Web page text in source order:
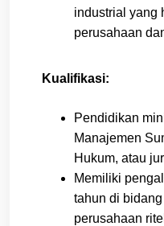
industrial yang
perusahaan
Kualifikasi:
Pendidikan
Manajemen
Hukum, atau
Memiliki
tahun di
perusahaan